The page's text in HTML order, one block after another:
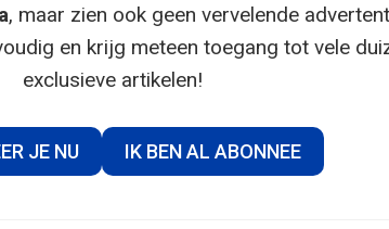
, maar zien ook geen vervelende
en krijg meteen toegang tot vele
exclusieve artikelen!
JE NU IK BEN AL ABONNEE